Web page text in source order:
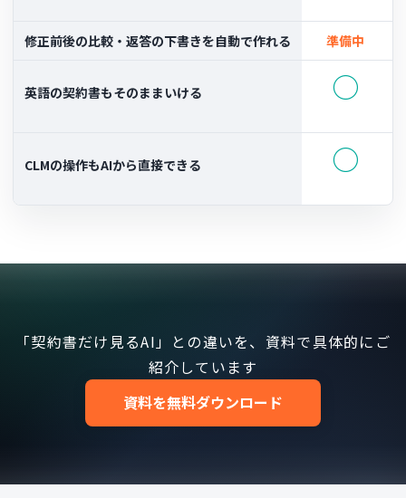
修正前後の比較・返答の下書きを自動で作れる 準備中
英語の契約書もそのままいける ○
CLMの操作もAIから直接できる ○
「契約書だけ見るAI」との違いを、資料で具体的にご
紹介しています
資料を無料ダウンロード